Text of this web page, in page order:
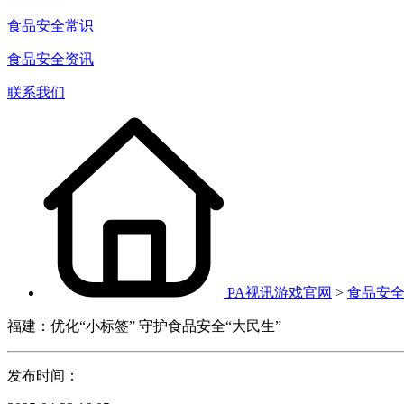
食品安全常识
食品安全资讯
联系我们
PA视讯游戏官网 > 食品安
福建：优化“小标签” 守护食品安全“大民生”
发布时间：